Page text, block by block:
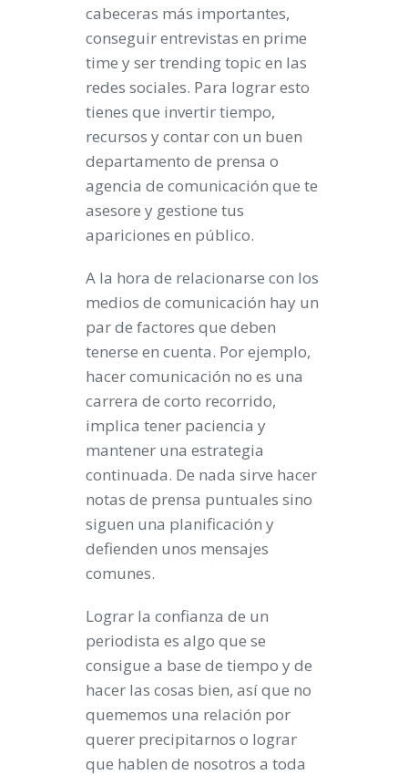
cabeceras más importantes,
conseguir entrevistas en prime
time y sertrending topic en las
redes sociales. Para lograr esto
tienes que invertir tiempo,
recursos y contar con un buen
departamento de prensa o
agencia de comunicación que te
asesore y gestione tus
apariciones en público.
A la hora de relacionarse con los
medios de comunicación hay un
par de factores que deben
tenerse en cuenta. Por ejemplo,
hacer comunicación no es una
carrera de corto recorrido,
implica tener paciencia y
mantener una estrategia
continuada. De nada sirve hacer
notas de prensa puntuales sino
siguen una planificación y
defienden unos mensajes
comunes.
Lograr la confianza de un
periodista es algo que se
consigue a base de tiempo y de
hacer las cosas bien, así que no
quememos una relación por
querer precipitarnos o lograr
que hablen de nosotros a toda